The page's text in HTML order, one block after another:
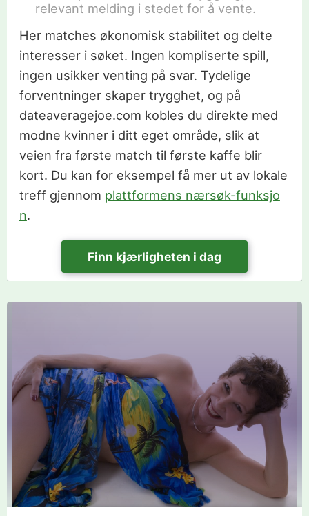
relevant melding i stedet for å vente.
Her matches økonomisk stabilitet og delte
interesser i søket. Ingen kompliserte spill,
ingen usikker venting på svar. Tydelige
forventninger skaper trygghet, og på
dateaveragejoe.com kobles du direkte med
modne kvinner i ditt eget område, slik at
veien fra første match til første kaffe blir
kort. Du kan for eksempel få mer ut av lokale
treff gjennom plattformens nærsøk-funksjo
n.
Finn kjærligheten i dag